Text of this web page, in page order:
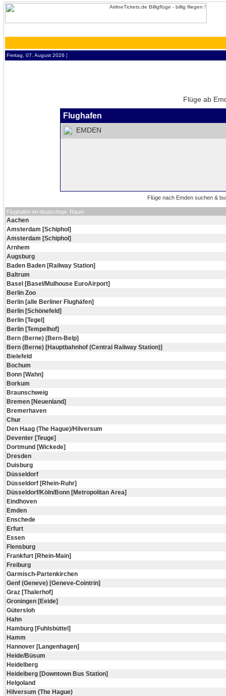
Freitag, 07. August 2026 ¦
Flüge ab
Flughafen
EMDEN
Flughafen im deutschspr. Raum
Aachen
Amsterdam [Schiphol]
Amsterdam [Schiphol]
Arnhem
Augsburg
Baden Baden [Railway Station]
Baltrum
Basel [Basel/Mulhouse EuroAirport]
Berlin Zoo
Berlin [alle Berliner Flughäfen]
Berlin [Schönefeld]
Berlin [Tegel]
Berlin [Tempelhof]
Bern (Berne) [Bern-Belp]
Bern (Berne) [Hauptbahnhof (Central Railway Station)]
Bielefeld
Bochum
Bonn [Wahn]
Borkum
Braunschweig
Bremen [Neuenland]
Bremerhaven
Chur
Den Haag (The Hague)/Hilversum
Deventer [Teuge]
Dortmund [Wickede]
Dresden
Duisburg
Düsseldorf
Düsseldorf [Rhein-Ruhr]
Düsseldorf/Köln/Bonn [Metropolitan Area]
Eindhoven
Emden
Enschede
Erfurt
Essen
Flensburg
Frankfurt [Rhein-Main]
Freiburg
Garmisch-Partenkirchen
Genf (Geneve) [Geneve-Cointrin]
Graz [Thalerhof]
Groningen [Eeide]
Gütersloh
Hahn
Hamburg [Fuhlsbüttel]
Hamm
Hannover [Langenhagen]
Heide/Büsum
Heidelberg
Heidelberg [Downtown Bus Station]
Helgoland
Hilversum (The Hague)